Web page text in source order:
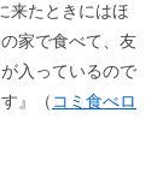
来たときにはほ
家で食べて、友
入っているので
』（ コミ食べロ